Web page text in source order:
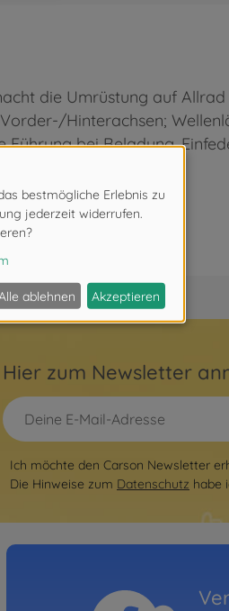
die Umrüstung auf
Hinterachsen;
bei Beladung,
durch Kleinteile.
Hier zum Newsletter
Ich möchte den Carson Newsletter
Die Hinweise zum Datenschutz habe